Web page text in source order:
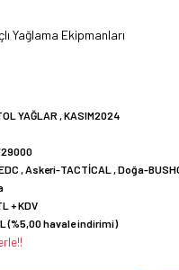
Yağlama Ekipmanları
YAĞLAR ,KASIM2024
,Askeri-TACTİCAL ,Doğa-
+ KDV
(%5,00 havale indirimi)